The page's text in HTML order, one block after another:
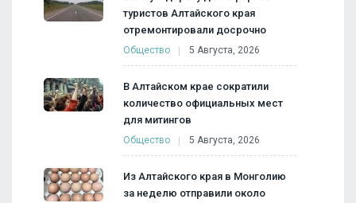
туристов Алтайского края
отремонтировали досрочно
Общество 5 Августа, 2026
В Алтайском крае сократили
количество официальных мест
для митингов
Общество 5 Августа, 2026
Из Алтайского края в Монголию
за неделю отправили около